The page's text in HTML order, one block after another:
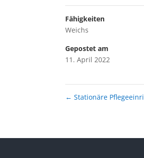
Fähigkeiten
Weichs
Gepostet am
11. April 2022
← Stationäre